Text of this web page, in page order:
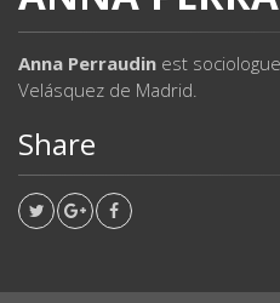
Anna Perraudin est
Velásquez de Madrid.
Share